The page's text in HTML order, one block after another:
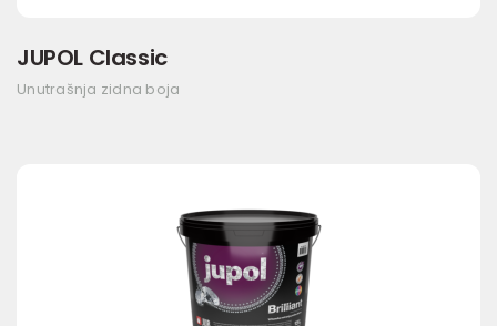
JUPOL Classic
Unutrašnja zidna boja